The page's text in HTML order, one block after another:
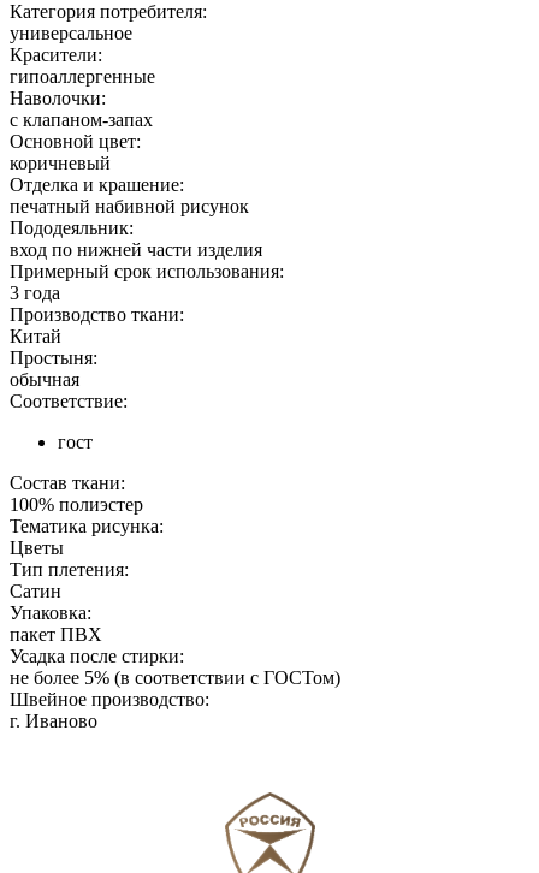
Категория потребителя:
универсальное
Красители:
гипоаллергенные
Наволочки:
с клапаном-запах
Основной цвет:
коричневый
Отделка и крашение:
печатный набивной рисунок
Пододеяльник:
вход по нижней части изделия
Примерный срок использования:
3 года
Производство ткани:
Китай
Простыня:
обычная
Соответствие:
гост
Состав ткани:
100% полиэстер
Тематика рисунка:
Цветы
Тип плетения:
Сатин
Упаковка:
пакет ПВХ
Усадка после стирки:
не более 5% (в соответствии с ГОСТом)
Швейное производство:
г. Иваново